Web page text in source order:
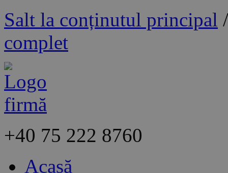
Salt la conținutul principal
complet
+40 75 222 8760
Acasă